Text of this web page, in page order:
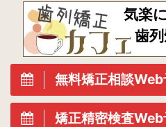
気楽
歯
無料矯正相談
矯正精密検査